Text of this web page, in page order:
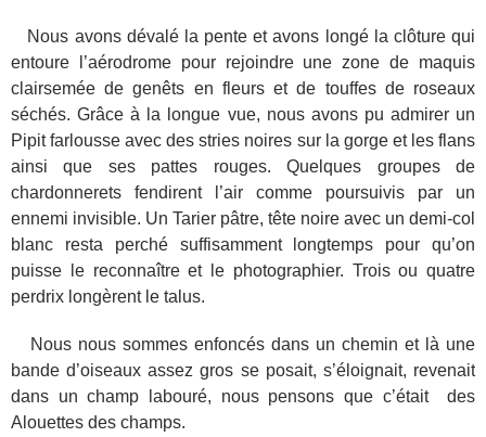
Nous avons dévalé la pente et avons longé la clôture qui
entoure l’aérodrome pour rejoindre une zone de maquis
clairsemée de genêts en fleurs et de touffes de roseaux
séchés. Grâce à la longue vue, nous avons pu admirer un
Pipit farlousse avec des stries noires sur la gorge et les flans
ainsi que ses pattes rouges. Quelques groupes de
chardonnerets fendirent l’air comme poursuivis par un
ennemi invisible. Un Tarier pâtre, tête noire avec un demi-col
blanc resta perché suffisamment longtemps pour qu’on
puisse le reconnaître et le photographier. Trois ou quatre
perdrix longèrent le talus.
Nous nous sommes enfoncés dans un chemin et là une
bande d’oiseaux assez gros se posait, s’éloignait, revenait
dans un champ labouré, nous pensons que c’était des
Alouettes des champs.